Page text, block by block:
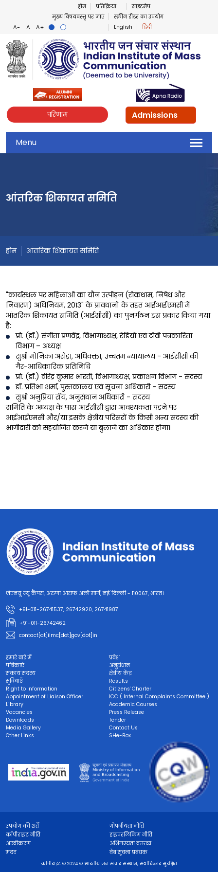
होम प्रतिक्रिया
साइटमैप
मुख्य विषयवस्तु पर जाएं
स्क्रीन रीडर का उपयोग
English
हिंदी
परिणाम Admissions
Menu
आंतरिक शिकायत समिति
होम आंतरिक शिकायत समिति
"कार्यस्थल पर महिलाओं का यौन उत्पीड़न (रोकथाम, निषेध और
निवारण) अधिनियम, 2013" के प्रावधानों के तहत आईआईएमसी में
आंतरिक शिकायत समिति (आईसीसी) का पुनर्गठन इस प्रकार किया गया
है:
प्रो. (डॉ.) संगीता प्रणवेंद्र, विभागाध्यक्ष, रेडियो एवं टीवी पत्रकारिता
विभाग – अध्यक्ष
सुश्री मोनिका अरोड़ा, अधिवक्ता, उच्चतम न्यायालय - आईसीसी की
गैर-आधिकारिक प्रतिनिधि
प्रो. (डॉ.) वीरेंद्र कुमार भारती, विभागाध्यक्ष, प्रकाशन विभाग - सदस्य
डॉ. प्रतिभा शर्मा, पुस्तकालय एवं सूचना अधिकारी - सदस्य
सुश्री अनुप्रिया रॉय, अनुसंधान अधिकारी - सदस्य
समिति के अध्यक्ष के पास आईसीसी द्वारा आवश्यकता पड़ने पर
आईआईएमसी और/या इसके क्षेत्रीय परिसरों के किसी अन्य सदस्य की
भागीदारी को सहयोजित करने या बुलाने का अधिकार होगा।
जेएनयू न्यू कैंपस, अरुणा आसफ अली मार्ग, नई दिल्ली - 110067, भारत।
+91-011-26741537, 26742920, 26741987
+91-011-26742462
contact[at]iimc[dot]gov[dot]in
हमारे बारे में
प्रवेश
पत्रिकाएं
अनुसंधान
संकाय सदस्य
क्षेत्रीय केंद्र
सुविधाएँ
Results
Right to Information
Citizens' Charter
Appointment of Liaison Officer
ICC ( Internal Complaints Committee )
Library
Academic Courses
Vacancies
Press Release
Downloads
Tender
Media Gallery
Contact Us
Other Links
SHe-Box
उपयोग की शर्तें
गोपनीयता नीति
कॉपीराइट नीति
हाइपरलिंकिंग नीति
अस्वीकरण
अभिगम्यता वक्तव्य
मदद
वेब सूचना प्रबंधक
कॉपीराइट © 2024 © भारतीय जन संचार संस्थान, सर्वाधिकार सुरक्षित